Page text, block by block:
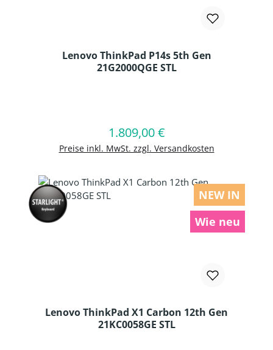
Lenovo ThinkPad P14s 5th Gen
21G2000QGE STL
Regulärer Preis:
1.809,00 €
Preise inkl. MwSt. zzgl. Versandkosten
In den Warenkorb
NEW IN
Wie neu
Lenovo ThinkPad X1 Carbon 12th Gen
21KC0058GE STL